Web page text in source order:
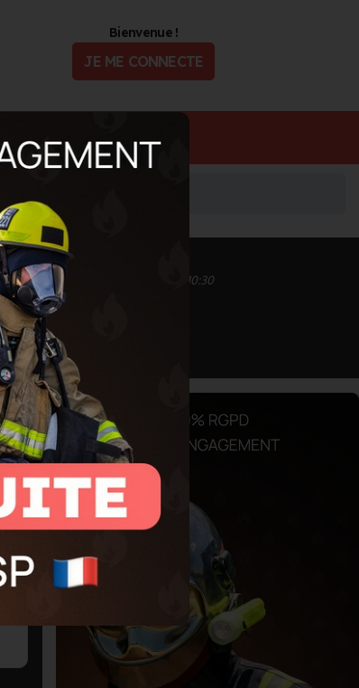
Bienvenue !
JE ME CONNECTE
Offres d'Emploi
le 12/02/2025 à 10:29
mises à jour le 12/02/2025 à 10:30